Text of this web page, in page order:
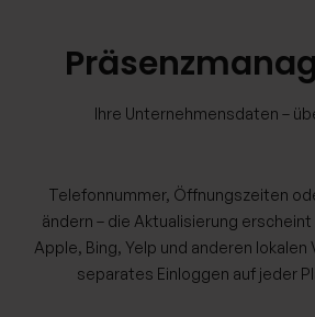
Ihre Unternehmensdaten –
Telefonnummer, Öffnungszeiten
ändern – die Aktualisierung
Apple, Bing, Yelp und anderen lokalen
separates Einloggen auf jeder